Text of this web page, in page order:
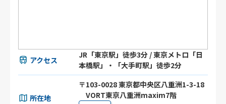
アクセス
JR「東京駅」徒歩3分 / 東京メトロ「日
本橋駅」・「大手町駅」徒歩2分
所在地
〒103-0028 東京都中央区八重洲1-3-18
VORT東京八重洲maxim7階